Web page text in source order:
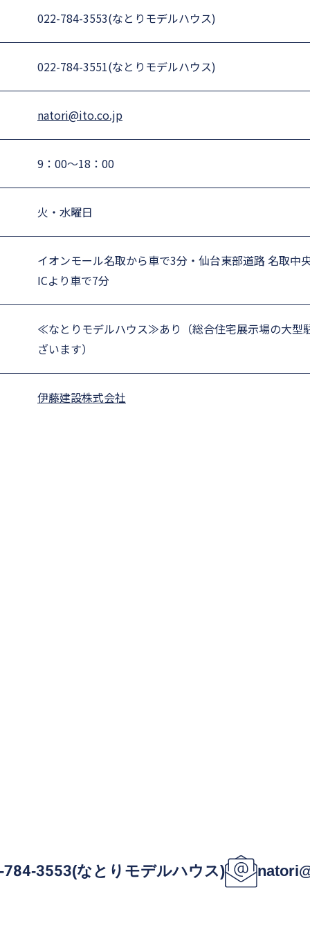
022-784-3553(なとりモデルハウス)
022-784-3551(なとりモデルハウス)
natori@ito.co.jp
9：00～18：00
火・水曜日
イオンモール名取から車で3分・仙台東部道路 名取中
ICより車で7分
≪なとりモデルハウス≫あり（総合住宅展示場の大型
ざいます）
伊藤建設株式会社
784-3553(なとりモデルハウス)